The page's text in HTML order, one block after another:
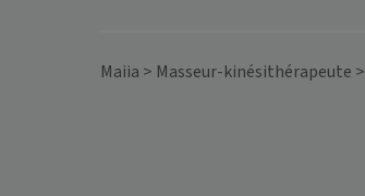
Maiia > Masseur-kinésithérapeute >